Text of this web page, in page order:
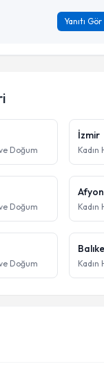
Yanıtı Gör
Doğum
İzmir
Kadın
Doğum Kadın
Doğum Kadın